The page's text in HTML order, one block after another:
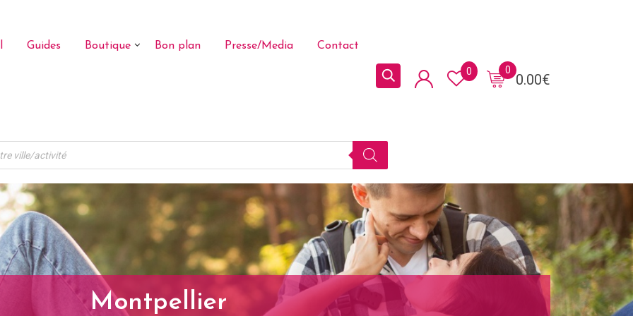
Guides Boutique Bon plan Presse/Media Contact
0.00€
0
0
Montpellier